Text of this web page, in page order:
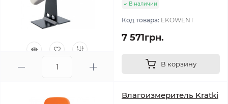
В наличии
Код товара: EKOWENT
7 571грн.
В корзину
Влагоизмеритель Kratki